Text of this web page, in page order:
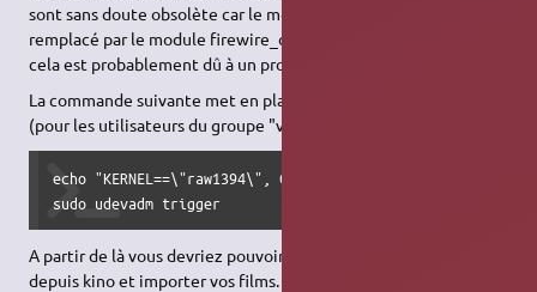
sont sans doute obsolète car le module raw1394 a été
remplacé par le module firewire_ohci. Si cela ne marche pas,
cela est probablement dû à un problème de droit d'accès.
La commande suivante met en place l'autorisation nécessaire
(pour les utilisateurs du groupe "video") :
echo "KERNEL==\"raw1394\", GROUP=\"video\"" | sudo tee
sudo udevadm trigger
A partir de là vous devriez pouvoir piloter votre caméscope
depuis kino et importer vos films.